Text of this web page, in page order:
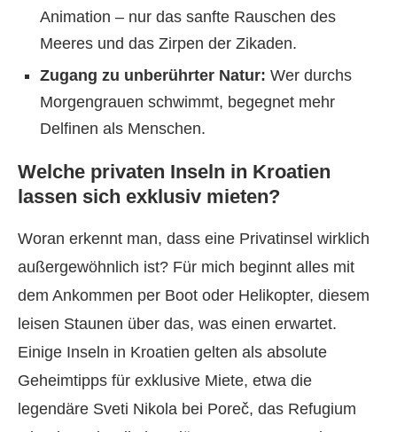
Animation – nur das sanfte Rauschen des
Meeres und das Zirpen der Zikaden.
Zugang zu unberührter Natur: Wer durchs
Morgengrauen schwimmt, begegnet mehr
Delfinen als Menschen.
Welche privaten Inseln in Kroatien
lassen sich exklusiv mieten?
Woran erkennt man, dass eine Privatinsel wirklich
außergewöhnlich ist? Für mich beginnt alles mit
dem Ankommen per Boot oder Helikopter, diesem
leisen Staunen über das, was einen erwartet.
Einige Inseln in Kroatien gelten als absolute
Geheimtipps für exklusive Miete, etwa die
legendäre Sveti Nikola bei Poreč, das Refugium